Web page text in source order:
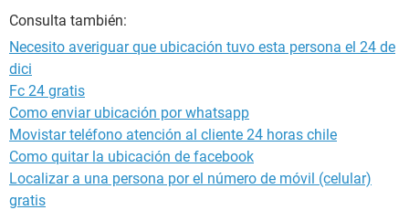
Consulta también:
Necesito averiguar que ubicación tuvo esta persona el 24 de
dici
Fc 24 gratis
Como enviar ubicación por whatsapp
Movistar teléfono atención al cliente 24 horas chile
Como quitar la ubicación de facebook
Localizar a una persona por el número de móvil (celular)
gratis